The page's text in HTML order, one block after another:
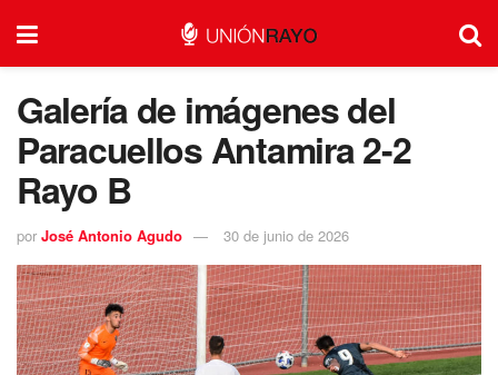
Galería de imágenes del
Paracuellos Antamira 2-2
Rayo B
por José Antonio Agudo 30 de junio de 2026